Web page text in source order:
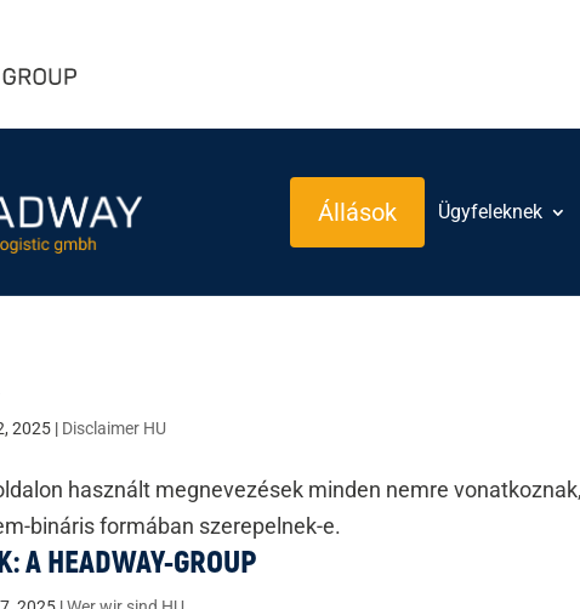
Állások Ügyfeleknek
2025 | Disclaimer HU
használt megnevezések minden nemre
bináris formában szerepelnek-e.
A HEADWAY-GROUP